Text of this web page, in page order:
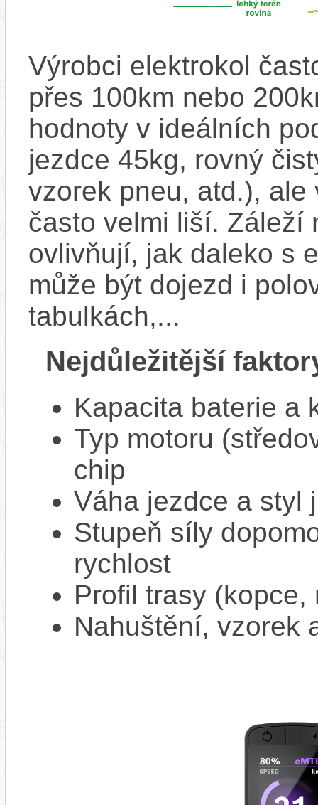
Výrobci elektrokol
přes 100km nebo
hodnoty v ideálních
jezdce 45kg, rovný
vzorek pneu, atd.),
často velmi liší. Záleží
ovlivňují, jak daleko s
může být dojezd i
tabulkách,...
Nejdůležitější
Kapacita baterie a
Typ motoru
chip
Váha jezdce a styl
Stupeň síly
rychlost
Profil trasy
Nahuštění, vzorek